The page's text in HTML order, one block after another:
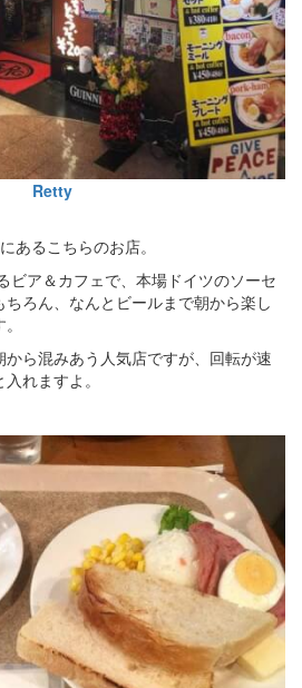
Retty
あるこちらのお店。
ビア＆カフェで、本場ドイツのソーセ
ろん、なんとビールまで朝から楽し
ら混みあう人気店ですが、回転が速
れますよ。